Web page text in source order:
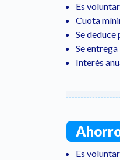
Es
Cuota
Se
Se
Interés
Es